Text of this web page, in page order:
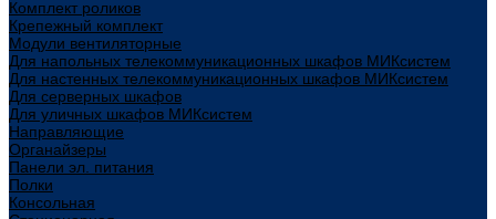
Комплект роликов
Крепежный комплект
Модули вентиляторные
Для напольных телекоммуникационных шкафов МИКсистем
Для настенных телекоммуникационных шкафов МИКсистем
Для серверных шкафов
Для уличных шкафов МИКсистем
Направляющие
Органайзеры
Панели эл. питания
Полки
Консольная